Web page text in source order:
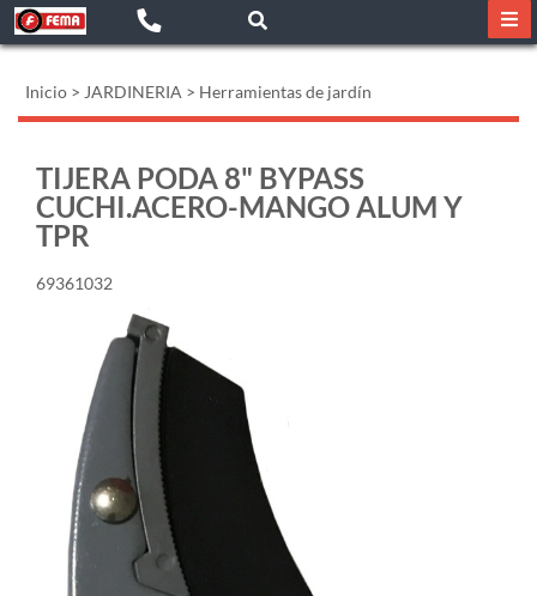
Inicio > JARDINERIA > Herramientas de jardín
TIJERA PODA 8" BYPASS
CUCHI.ACERO-MANGO ALUM Y
TPR
69361032